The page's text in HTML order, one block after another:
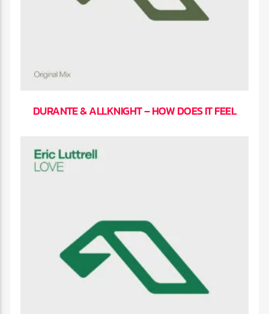
DURANTE & ALLKNIGHT – HOW DOES IT FEEL